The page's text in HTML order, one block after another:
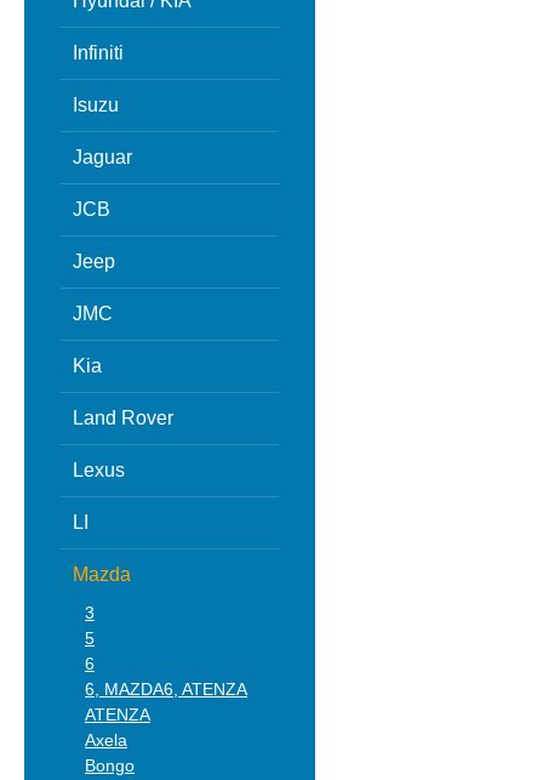
Infiniti
Isuzu
Jaguar
JCB
Jeep
JMC
Kia
Land Rover
Lexus
LI
Mazda
3
5
6
6, MAZDA6, ATENZA
ATENZA
Axela
Bongo